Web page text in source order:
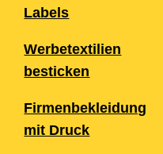
Labels
Werbetextilien
besticken
Firmenbekleidung
mit Druck